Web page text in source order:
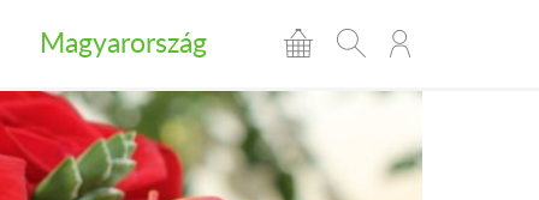
Magyarország